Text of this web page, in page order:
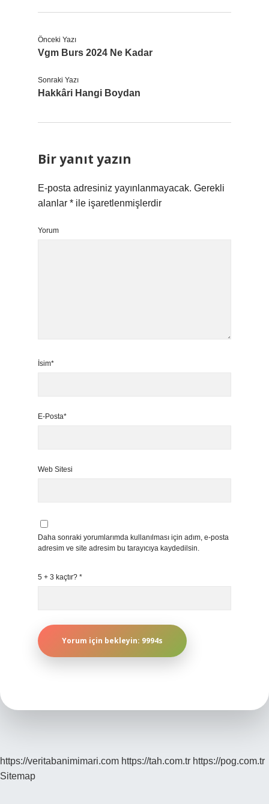
Önceki Yazı
Vgm Burs 2024 Ne Kadar
Sonraki Yazı
Hakkâri Hangi Boydan
Bir yanıt yazın
E-posta adresiniz yayınlanmayacak. Gerekli
alanlar * ile işaretlenmişlerdir
Yorum
İsim*
E-Posta*
Web Sitesi
Daha sonraki yorumlarımda kullanılması için adım, e-posta
adresim ve site adresim bu tarayıcıya kaydedilsin.
5 + 3 kaçtır? *
https://veritabanimimari.com https://tah.com.tr https://pog.com.tr
Sitemap